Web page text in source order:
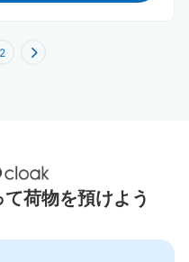
2
すめコインロッカ
荷物を預けよう